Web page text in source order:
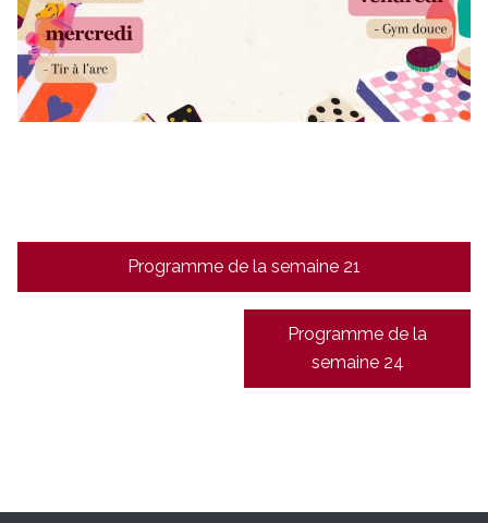
Navigation
de
Programme de la semaine 21
Programme de la
semaine 24